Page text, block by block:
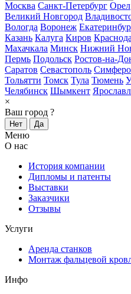
Москва Санкт-Петербург Орел
Великий Новгород
Вологда Воронеж
Казань Калуга Киров
Махачкала Минск Нижний
Пермь Подольск Ростов-на-
Саратов Севастополь
Тольятти Томск Тула Тюмень
Челябинск Шымкент
×
Ваш город ?
Нет Да
Меню
О нас
История компании
Дипломы и патенты
Выставки
Заказчики
Отзывы
Услуги
Аренда станков
Монтаж фальцевой
Инфо